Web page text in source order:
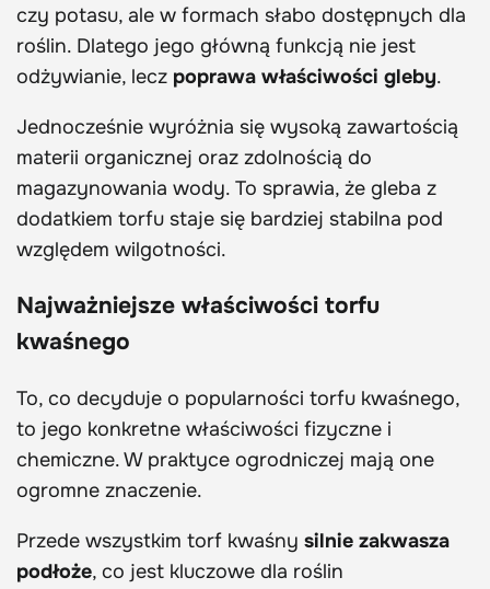
czy potasu, ale w formach słabo dostępnych dla
roślin. Dlatego jego główną funkcją nie jest
odżywianie, lecz poprawa właściwości gleby.
Jednocześnie wyróżnia się wysoką zawartością
materii organicznej oraz zdolnością do
magazynowania wody. To sprawia, że gleba z
dodatkiem torfu staje się bardziej stabilna pod
względem wilgotności.
Najważniejsze właściwości torfu
kwaśnego
To, co decyduje o popularności torfu kwaśnego,
to jego konkretne właściwości fizyczne i
chemiczne. W praktyce ogrodniczej mają one
ogromne znaczenie.
Przede wszystkim torf kwaśny silnie zakwasza
podłoże, co jest kluczowe dla roślin